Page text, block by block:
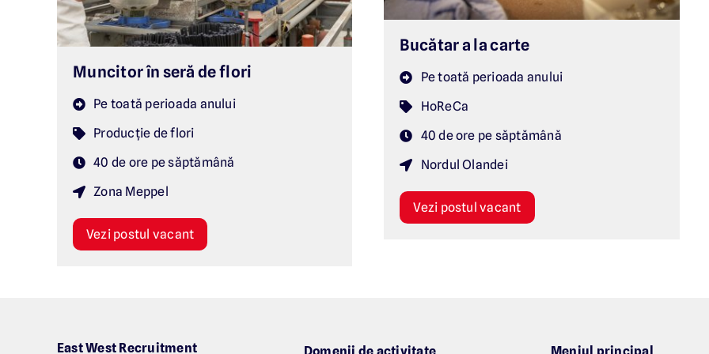
Muncitor în seră de flori
Pe toată perioada anului
Producție de flori
40 de ore pe săptămână
Zona Meppel
Vezi postul vacant
Bucătar a la carte
Pe toată perioada anului
HoReCa
40 de ore pe săptămână
Nordul Olandei
Vezi postul vacant
East West Recruitment